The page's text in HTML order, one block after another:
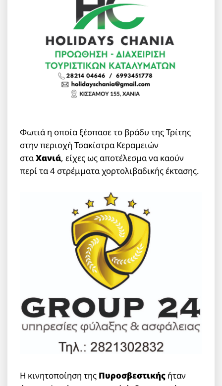
Φωτιά η οποία ξέσπασε το βράδυ της Τρίτης
στην περιοχή Τσακίστρα Κεραμειών
σταΧανιά, είχες ως αποτέλεσμα να καούν
περί τα 4 στρέμματα χορτολιβαδικής έκτασης.
Η κινητοποίηση της Πυροσβεστικής ήταν